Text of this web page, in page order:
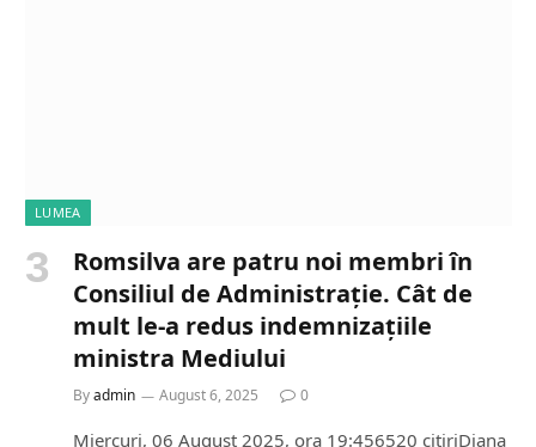
LUMEA
Romsilva are patru noi membri în
Consiliul de Administrație. Cât de
mult le-a redus indemnizațiile
ministra Mediului
Byadmin August 6, 2025 0
Miercuri, 06 August 2025, ora 19:456520 citiriDiana